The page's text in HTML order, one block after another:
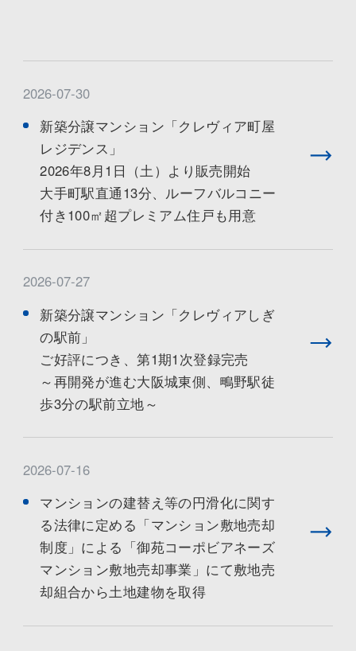
2026-07-30
新築分譲マンション「クレヴィア町屋
レジデンス」
2026年8月1日（土）より販売開始
大手町駅直通13分、ルーフバルコニー
付き100㎡超プレミアム住戸も用意
2026-07-27
新築分譲マンション「クレヴィアしぎ
の駅前」
ご好評につき、第1期1次登録完売
～再開発が進む大阪城東側、鴫野駅徒
歩3分の駅前立地～
2026-07-16
マンションの建替え等の円滑化に関す
る法律に定める「マンション敷地売却
制度」による「御苑コーポビアネーズ
マンション敷地売却事業」にて敷地売
却組合から土地建物を取得